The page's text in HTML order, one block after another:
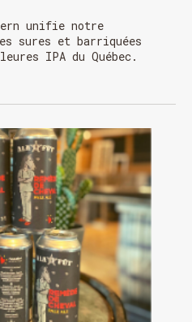
unifie notre
sures et barriquées
IPA du Québec.